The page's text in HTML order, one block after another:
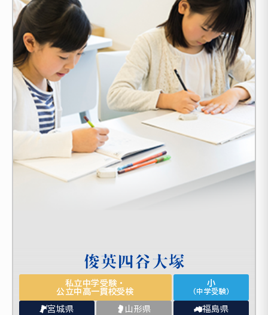
私立中学受験・
公立中高一貫校受検
小
（中学受験）
宮城県 山形県 福島県